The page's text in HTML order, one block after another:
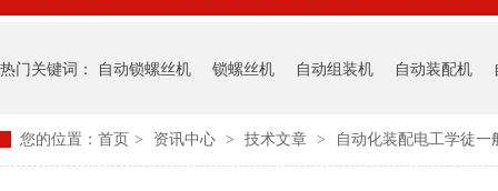
热门关键词： 自动锁螺丝机 锁螺丝机 自动组装机 自动装配机
您的位置： 首页 > 资讯中心 > 技术文章 > 自动化装配电工学徒一